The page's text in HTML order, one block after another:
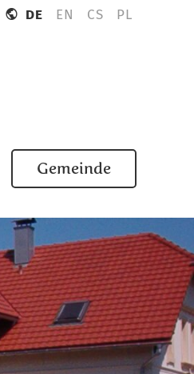
DE EN CS PL
Gemeinde